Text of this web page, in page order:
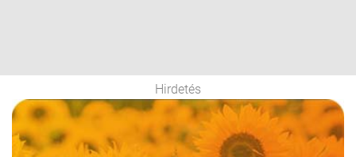
Hirdetés